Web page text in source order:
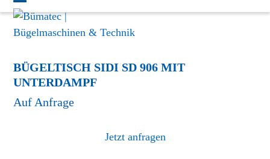
Skip
content
Open
mobile
Close
mobile
BÜGELTISCH SIDI SD 906 MIT
UNTERDAMPF
Jetzt anfragen